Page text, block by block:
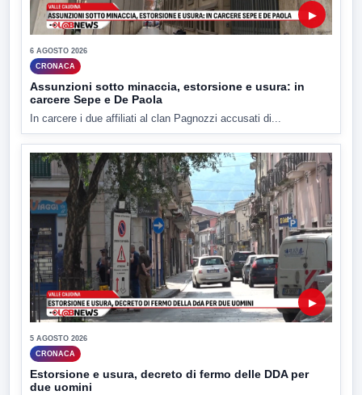
▶
6 AGOSTO 2026
CRONACA
Assunzioni sotto minaccia, estorsione e usura: in
carcere Sepe e De Paola
In carcere i due affiliati al clan Pagnozzi accusati di...
▶
5 AGOSTO 2026
CRONACA
Estorsione e usura, decreto di fermo delle DDA per
due uomini